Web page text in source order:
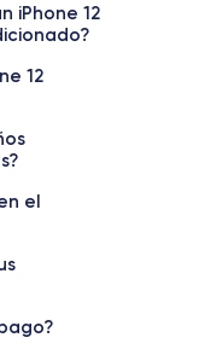
26)
píxeles
GB
núcleos
iPhone 12
12
el